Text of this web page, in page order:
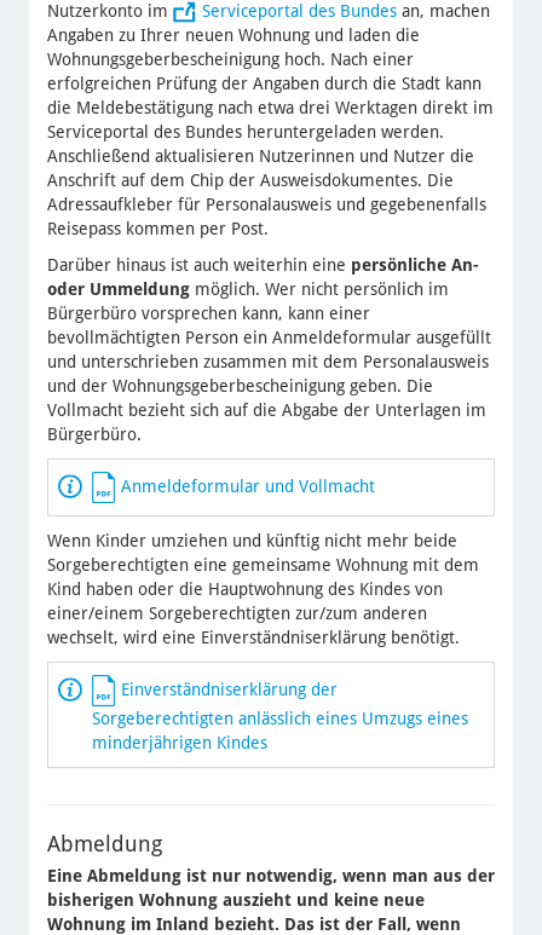
Nutzerkonto im Serviceportal des Bundesan, machen
Angaben zu Ihrer neuen Wohnung und laden die
Wohnungsgeberbescheinigung hoch. Nach einer
erfolgreichen Prüfung der Angaben durch die Stadt kann
die Meldebestätigung nach etwa drei Werktagen direkt im
Serviceportal des Bundes heruntergeladen werden.
Anschließend aktualisieren Nutzerinnen und Nutzer die
Anschrift auf dem Chip der Ausweisdokumentes. Die
Adressaufkleber für Personalausweis und gegebenenfalls
Reisepass kommen per Post.
Darüber hinaus ist auch weiterhin eine persönliche An-
oder Ummeldungmöglich. Wer nicht persönlich im
Bürgerbüro vorsprechen kann, kann einer
bevollmächtigten Person ein Anmeldeformular ausgefüllt
und unterschrieben zusammen mit dem Personalausweis
und der Wohnungsgeberbescheinigung geben. Die
Vollmacht bezieht sich auf die Abgabe der Unterlagen im
Bürgerbüro.
Anmeldeformular und Vollmacht
Wenn Kinder umziehen und künftig nicht mehr beide
Sorgeberechtigten eine gemeinsame Wohnung mit dem
Kind haben oder die Hauptwohnung des Kindes von
einer/einem Sorgeberechtigten zur/zum anderen
wechselt, wird eine Einverständniserklärung benötigt.
Einverständniserklärung der
Sorgeberechtigten anlässlich eines Umzugs eines
minderjährigen Kindes
Abmeldung
Eine Abmeldung ist nur notwendig, wenn man aus der
bisherigen Wohnung auszieht und keine neue
Wohnung im Inland bezieht. Das ist der Fall, wenn